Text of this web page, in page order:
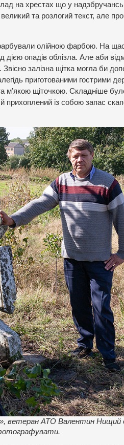
на хрестах що у
та розлогий текст, але
олійною фарбою. На
опадів облізла. Але аби
залізна щітка могла би
приготованими гострими
м’якою щіточкою. Складніше
із собою запас
ветеран АТО Валентин